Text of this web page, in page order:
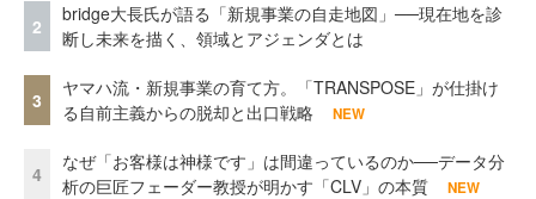
2
bridge大長氏が語る「新規事業の自走地図」──現在地を診
断し未来を描く、領域とアジェンダとは
3
ヤマハ流・新規事業の育て方。「TRANSPOSE」が仕掛け
る自前主義からの脱却と出口戦略
NEW
4
なぜ「お客様は神様です」は間違っているのか──データ分
析の巨匠フェーダー教授が明かす「CLV」の本質
NEW